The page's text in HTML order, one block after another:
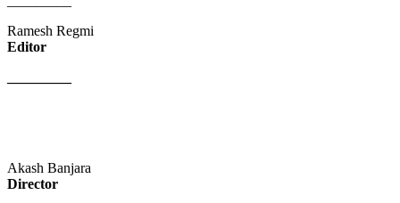
Ramesh Regmi
Editor
Akash Banjara
Director